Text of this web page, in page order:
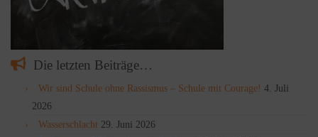
Die letzten Beiträge…
Wir sind Schule ohne Rassismus – Schule mit Courage! 4. Juli
2026
Wasserschlacht 29. Juni 2026